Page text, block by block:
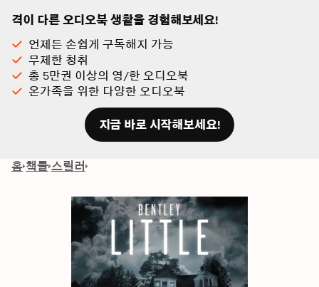
격이 다른 오디오북 생활을 경험해보세요!
언제든 손쉽게 구독해지 가능
무제한 청취
총 5만권 이상의 영/한 오디오북
온가족을 위한 다양한 오디오북
지금 바로 시작해보세요!
홈 책들 스릴러